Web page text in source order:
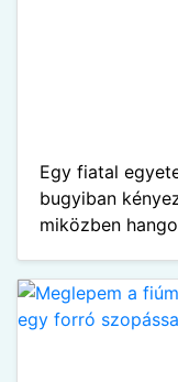
Egy fiatal
bugyiban
miközben